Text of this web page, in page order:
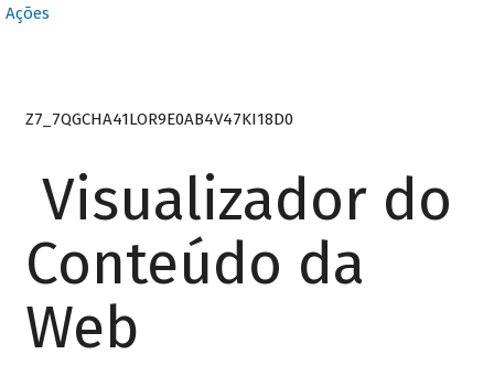
Ações
Z7_7QGCHA41LOR9E0AB4V47KI18D0
Visualizador do
Conteúdo da
Web